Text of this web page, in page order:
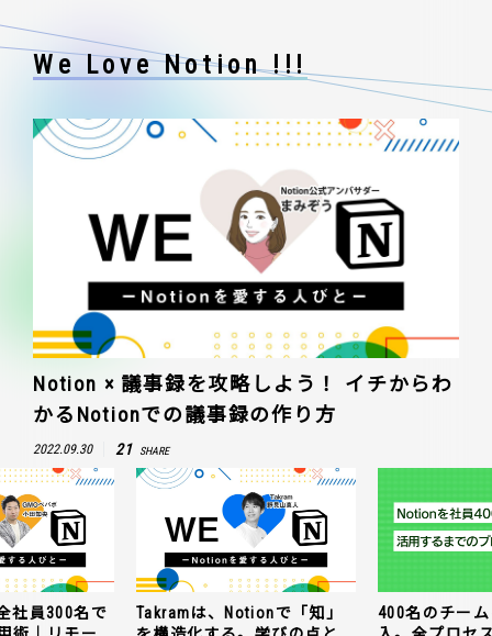
We Love Notion !!!
Notion × 議事録を攻略しよう！ イチからわ
かるNotionでの議事録の作り方
2022.09.30 21 SHARE
社員300名で
Takramは、Notionで「知」
400名のチー